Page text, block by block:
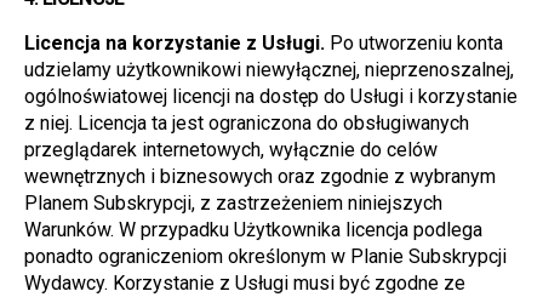
Licencja na korzystanie z Usługi. Po utworzeniu konta
udzielamy użytkownikowi niewyłącznej, nieprzenoszalnej,
ogólnoświatowej licencji na dostęp do Usługi i korzystanie
z niej. Licencja ta jest ograniczona do obsługiwanych
przeglądarek internetowych, wyłącznie do celów
wewnętrznych i biznesowych oraz zgodnie z wybranym
Planem Subskrypcji, z zastrzeżeniem niniejszych
Warunków. W przypadku Użytkownika licencja podlega
ponadto ograniczeniom określonym w Planie Subskrypcji
Wydawcy. Korzystanie z Usługi musi być zgodne ze